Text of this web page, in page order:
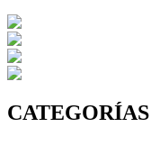
CATEGORÍAS